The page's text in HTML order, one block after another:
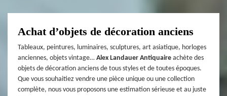
Achat d’objets de décoration anciens
Tableaux, peintures, luminaires, sculptures, art asiatique, horloges
anciennes, objets vintage… Alex Landauer Antiquaire achète des
objets de décoration anciens de tous styles et de toutes époques.
Que vous souhaitiez vendre une pièce unique ou une collection
complète, nous vous proposons une estimation sérieuse et au juste